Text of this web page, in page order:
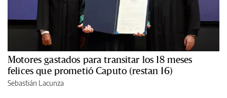
Motores gastados para transitar los 18 meses
felices que prometió Caputo (restan 16)
Sebastián Lacunza